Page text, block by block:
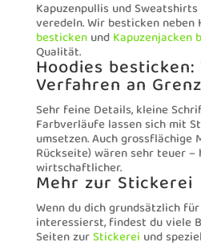
Kapuzenpullis und
veredeln. Wir besticken neben
bestickenundKapuzenjacken
Qualität.
Hoodies besticken:
Verfahren an
Sehr feine Details, kleine
Farbverläufe lassen sich mit
umsetzen. Auch grossflächige
Rückseite) wären sehr teuer
wirtschaftlicher.
Mehr zur Stickerei
Wenn du dich grundsätzlich
interessierst, findest du viele
Seiten zurStickerei und